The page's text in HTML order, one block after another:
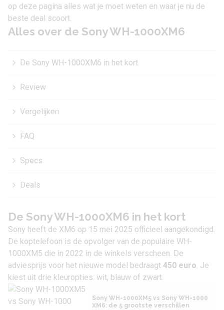
op deze pagina alles wat je moet weten en waar je nu de
beste deal scoort.
Alles over de Sony WH-1000XM6
De Sony WH-1000XM6 in het kort
Review
Vergelijken
FAQ
Specs
Deals
De Sony WH-1000XM6 in het kort
Sony heeft de XM6 op 15 mei 2025 officieel aangekondigd.
De koptelefoon is de opvolger van de populaire WH-
1000XM5 die in 2022 in de winkels verscheen. De
adviesprijs voor het nieuwe model bedraagt 450 euro. Je
kiest uit drie kleuropties: wit, blauw of zwart.
Sony WH-1000XM5 vs Sony WH-1000
XM6: de 5 grootste verschillen